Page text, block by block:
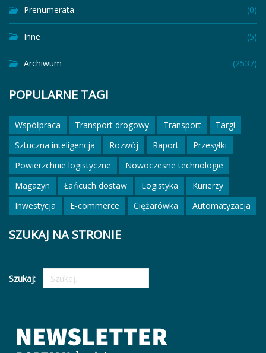
Prenumerata (0)
Inne (5)
Archiwum (2537)
POPULARNE TAGI
Współpraca Transport drogowy Transport
Targi
Sztuczna inteligencja
Rozwój Raport
Przesyłki
Powierzchnie logistyczne
Nowoczesne technologie
Magazyn
Łańcuch dostaw Logistyka
Kurierzy
Inwestycja
E-commerce Ciężarówka Automatyzacja
SZUKAJ NA STRONIE
Szukaj: